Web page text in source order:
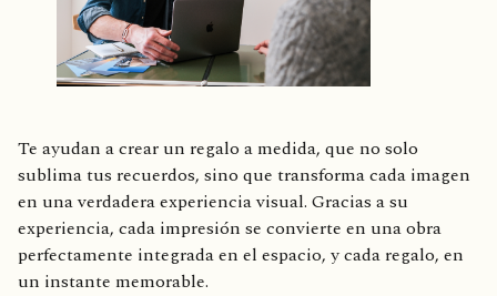
Te ayudan a crear un regalo a medida, que no solo
sublima tus recuerdos, sino que transforma cada imagen
en una verdadera experiencia visual. Gracias a su
experiencia, cada impresión se convierte en una obra
perfectamente integrada en el espacio, y cada regalo, en
un instante memorable.